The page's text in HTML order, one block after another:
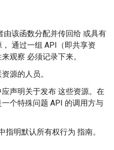
由该函数分配并传回给 或具有
通过一组 API（即共享资
观察 必须记录下来。
源的人员。
声明关于发布 这些资源。在
个特殊问题 API 的调用方与
指明默认所有权行为 指南。